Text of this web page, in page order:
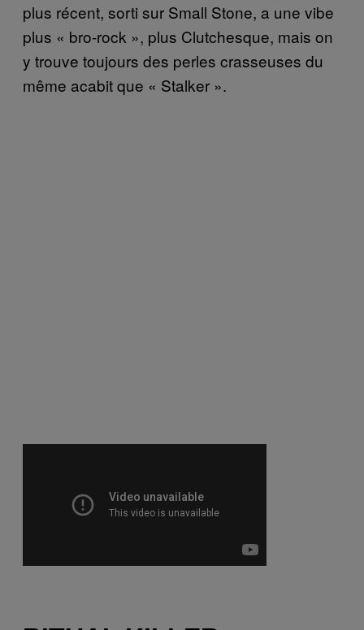
plus récent, sorti sur Small Stone, a une vibe
plus « bro-rock », plus Clutchesque, mais on
y trouve toujours des perles crasseuses du
même acabit que « Stalker ».